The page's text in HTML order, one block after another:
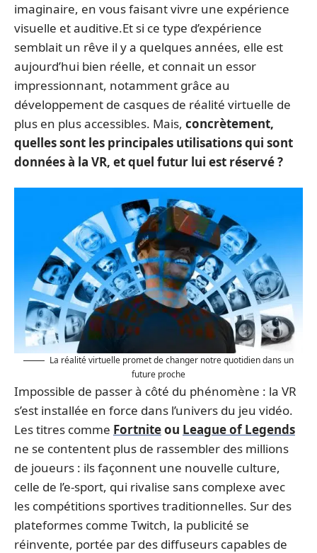
imaginaire, en vous faisant vivre une expérience
visuelle et auditive.Et si ce type d’expérience
semblait un rêve il y a quelques années, elle est
aujourd’hui bien réelle, et connait un essor
impressionnant, notamment grâce au
développement de casques de réalité virtuelle de
plus en plus accessibles. Mais, concrètement,
quelles sont les principales utilisations qui sont
données à la VR, et quel futur lui est réservé ?
La réalité virtuelle promet de changer notre quotidien dans un
future proche
Impossible de passer à côté du phénomène : la VR
s’est installée en force dans l’univers du jeu vidéo.
Les titres comme Fortniteou League of Legends
ne se contentent plus de rassembler des millions
de joueurs : ils façonnent une nouvelle culture,
celle de l’e-sport, qui rivalise sans complexe avec
les compétitions sportives traditionnelles. Sur des
plateformes comme Twitch, la publicité se
réinvente, portée par des diffuseurs capables de